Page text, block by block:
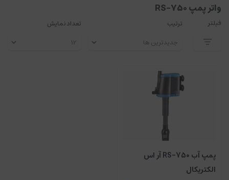
واتر پمپ RS-750
فیلتر ترتیب تعداد نمایش
پمپ آب RS-750 آر اس
الکتریکال